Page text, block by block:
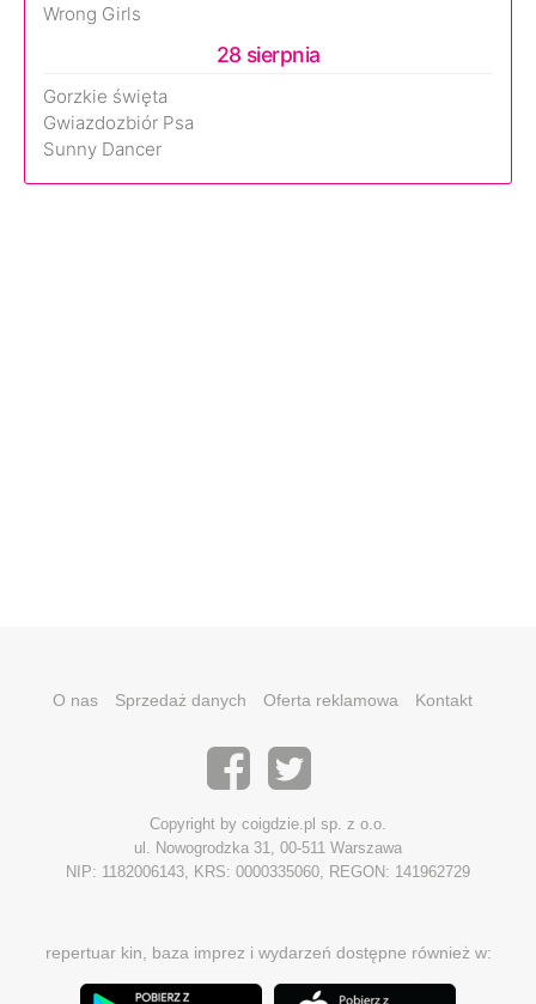
Wrong Girls
28 sierpnia
Gorzkie święta
Gwiazdozbiór Psa
Sunny Dancer
O nas Sprzedaż danych Oferta reklamowa Kontakt
Copyright by coigdzie.pl sp. z o.o.
ul. Nowogrodzka 31, 00-511 Warszawa
NIP: 1182006143, KRS: 0000335060, REGON: 141962729
repertuar kin, baza imprez i wydarzeń dostępne również w: